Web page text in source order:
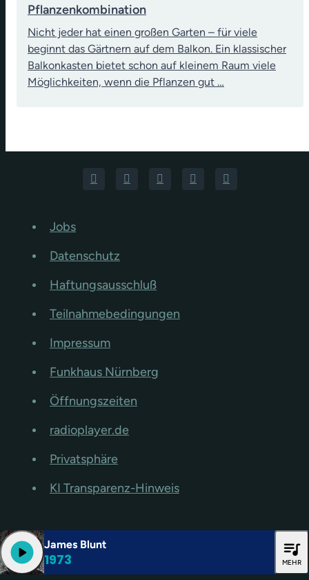
Pflanzenkombination
Nicht jeder hat einen großen Garten – für viele
beginnt das Gärtnern auf dem Balkon. Ein klassischer
Balkonkasten bietet schon auf kleinem Raum viele
Möglichkeiten, wenn die Pflanzen gut …
Jobs
Datenschutz
Haftungsausschluß
Teilnahmebedingungen
Impressum
Funkhaus Nürnberg
Öffnungszeiten
radioplayer.de
Privatsphäre
KI Transparenz-Hinweis
James Blunt
1973
play_arrow queue_music